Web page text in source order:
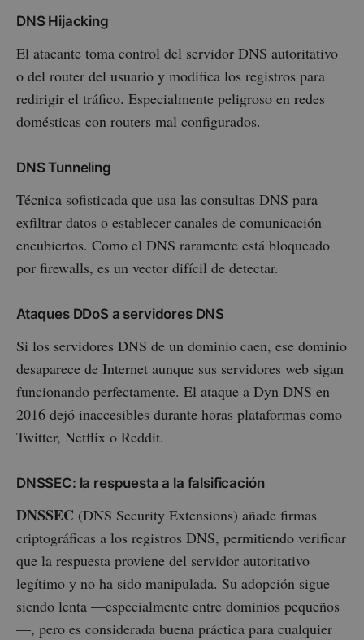
DNS Hijacking
El atacante toma control del servidor DNS autoritativo
o del router del usuario y modifica los registros para
redirigir el tráfico. Especialmente peligroso en redes
domésticas con routers mal configurados.
DNS Tunneling
Técnica sofisticada que usa las consultas DNS para
exfiltrar datos o establecer canales de comunicación
encubiertos. Como el DNS raramente está bloqueado
por firewalls, es un vector difícil de detectar.
Ataques DDoS a servidores DNS
Si los servidores DNS de un dominio caen, ese dominio
desaparece de Internet aunque sus servidores web sigan
funcionando perfectamente. El ataque a Dyn DNS en
2016 dejó inaccesibles durante horas plataformas como
Twitter, Netflix o Reddit.
DNSSEC: la respuesta a la falsificación
DNSSEC (DNS Security Extensions) añade firmas
criptográficas a los registros DNS, permitiendo verificar
que la respuesta proviene del servidor autoritativo
legítimo y no ha sido manipulada. Su adopción sigue
siendo lenta —especialmente entre dominios pequeños
—, pero es considerada buena práctica para cualquier